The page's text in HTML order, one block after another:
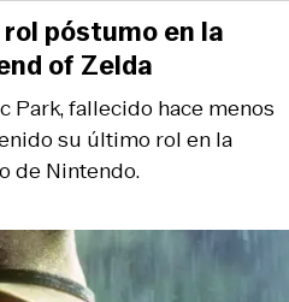
Park, fallecido hace menos
su último rol en la
de Nintendo.
póstumo en la
of Zelda